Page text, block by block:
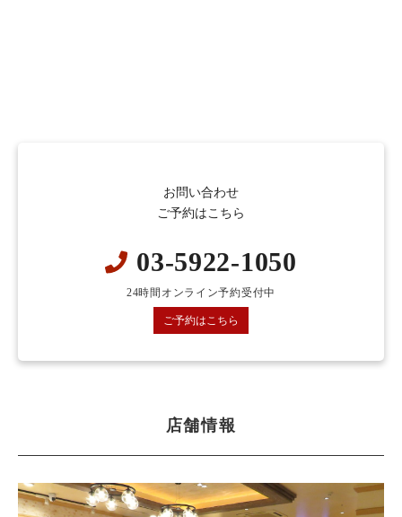
お問い合わせ
ご予約はこちら
03-5922-1050
24時間オンライン予約受付中
ご予約はこちら
店舗情報